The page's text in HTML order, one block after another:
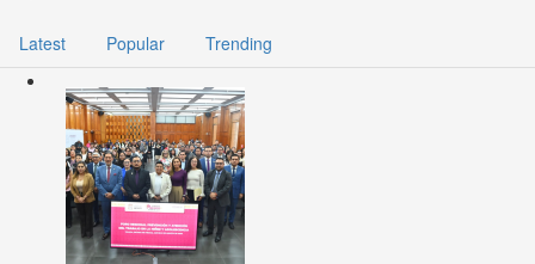
Latest Popular Trending